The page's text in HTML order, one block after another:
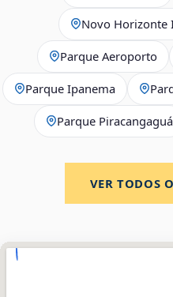
Novo Horizonte
Parque Aeroporto
Parque Ipanema
Parque Piracangaguá
VER TODOS